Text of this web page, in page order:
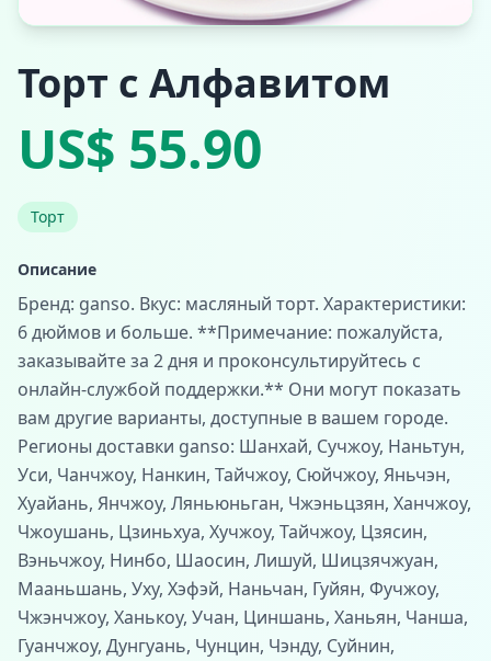
Торт с Алфавитом
US$ 55.90
Торт
Описание
Бренд: ganso. Вкус: масляный торт. Характеристики:
6 дюймов и больше. **Примечание: пожалуйста,
заказывайте за 2 дня и проконсультируйтесь с
онлайн-службой поддержки.** Они могут показать
вам другие варианты, доступные в вашем городе.
Регионы доставки ganso: Шанхай, Сучжоу, Наньтун,
Уси, Чанчжоу, Нанкин, Тайчжоу, Сюйчжоу, Яньчэн,
Хуайань, Янчжоу, Ляньюньган, Чжэньцзян, Ханчжоу,
Чжоушань, Цзиньхуа, Хучжоу, Тайчжоу, Цзясин,
Вэньчжоу, Нинбо, Шаосин, Лишуй, Шицзячжуан,
Мааньшань, Уху, Хэфэй, Наньчан, Гуйян, Фучжоу,
Чжэнчжоу, Ханькоу, Учан, Циншань, Ханьян, Чанша,
Гуанчжоу, Дунгуань, Чунцин, Чэнду, Суйнин,